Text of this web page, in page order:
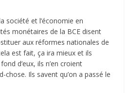
société et l’économie en
monétaires de la BCE disent
aux réformes nationales de
est fait, ça ira mieux et ils
d’eux, ils n’en croient
chose. Ils savent qu’on a passé le